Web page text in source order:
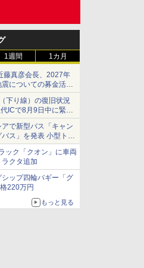
1週間 1カ月
藤真彦会長、2027年
についての募金活動
下り線）の復旧状況
ICで8月9日中に緊急
で新型バス「キャン
ス」を発表 小型トラ
送向けバス
ック「クオン」に車両
クタ追加
ップ四輪バギー「グ
220万円
もっと見る